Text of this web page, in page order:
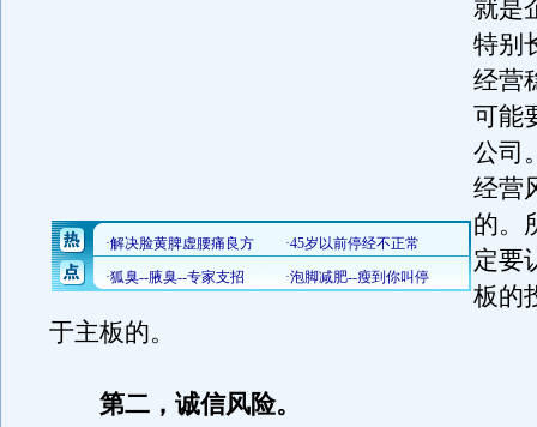
就是
特别
经营
可能
公司
经营
的。
定要
板的
于主板的。
第二，诚信风险。